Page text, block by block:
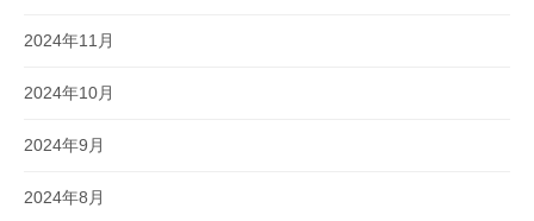
2024年11月
2024年10月
2024年9月
2024年8月